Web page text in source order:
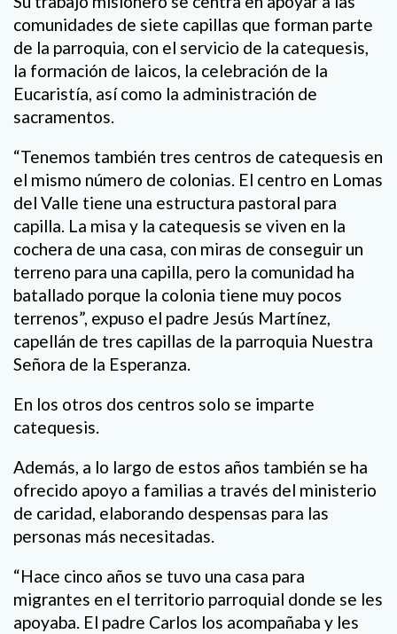
comunidades de siete capillas que forman parte
de la parroquia, con el servicio de la catequesis,
la formación de laicos, la celebración de la
Eucaristía, así como la administración de
sacramentos.
“Tenemos también tres centros de catequesis en
el mismo número de colonias. El centro en Lomas
del Valle tiene una estructura pastoral para
capilla. La misa y la catequesis se viven en la
cochera de una casa, con miras de conseguir un
terreno para una capilla, pero la comunidad ha
batallado porque la colonia tiene muy pocos
terrenos”, expuso el padre Jesús Martínez,
capellán de tres capillas de la parroquia Nuestra
Señora de la Esperanza.
En los otros dos centros solo se imparte
catequesis.
Además, a lo largo de estos años también se ha
ofrecido apoyo a familias a través del ministerio
de caridad, elaborando despensas para las
personas más necesitadas.
“Hace cinco años se tuvo una casa para
migrantes en el territorio parroquial donde se les
apoyaba. El padre Carlos los acompañaba y les